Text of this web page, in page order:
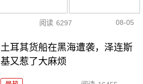
阅读 6297 08-05
土耳其货船在黑海遭袭，泽连斯
基又惹了大麻烦